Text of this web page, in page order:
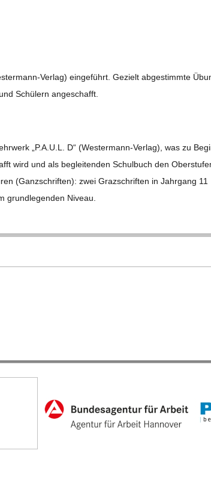
Ver­lag) ein­ge­führt. Gezielt abge­stimmte
Schü­lern angeschafft.
„P.A.U.L. D“ (Wes­ter­mann-Ver­lag), was zu
wird und als beglei­ten­den Schul­buch den
(Ganz­schrif­ten): zwei Graz­schrif­ten in Jahr­gang 11
grund­le­gen­den Niveau.